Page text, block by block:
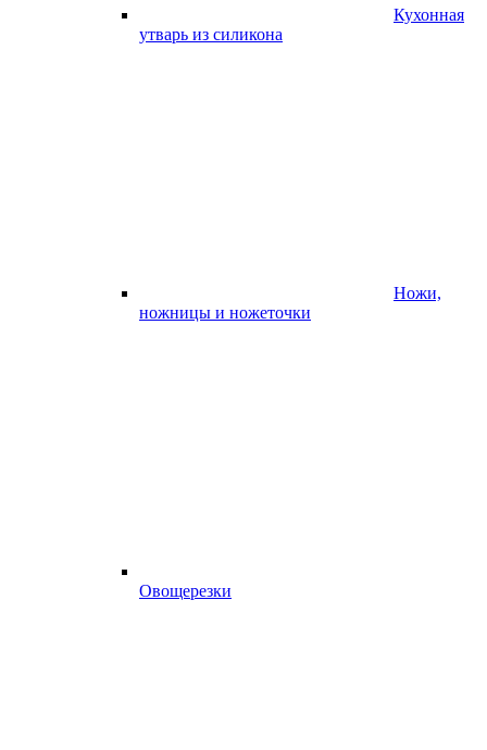
Кухонная
утварь из силикона
Ножи,
ножницы и ножеточки
Овощерезки